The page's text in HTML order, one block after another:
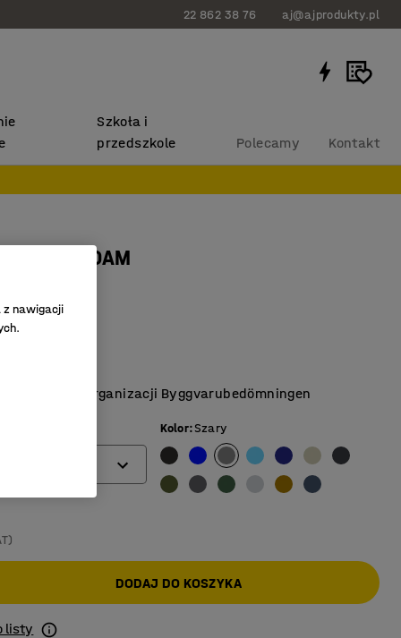
22 862 38 76 aj@ajprodukty.pl
Szkoła i
przedszkole
Polecamy Kontakt
dywan ADAM
szary
szwedzkiej organizacji Byggvarubedömningen
Kolor:Szary
DODAJ DO KOSZYKA
listy
z nawigacji